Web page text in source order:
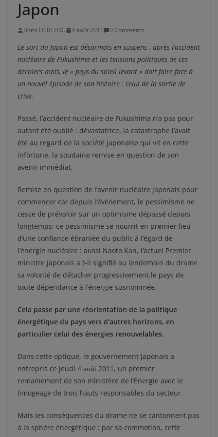
Japon
Boris HERTZOG 4 août 2011 0 Comments
Le sort du Japon est désormais en suspens : après l’accident
nucléaire de Fukushima et les tensions politiques de ces
derniers mois, le « pays du soleil levant » doit faire face à
un nouvel épisode de son histoire : celui de la sortie de
crise.
Passé, l’accident nucléaire de Fukushima n’a pas pour
autant été oublié : dévastatrice, la catastrophe l’avait
été au regard de la société japonaise qui vit en cette
infortune, la soudaine remise en question de son
avenir immédiat.
Remise en question de l’avenir nucléaire japonais pour
commencer car depuis l’événement, le pessimisme ne
cesse de prévaloir sur un optimisme dépassé depuis
longtemps; ce pessimisme se nourrit en premier lieu
d’une confiance ébranlée du public à l’égard de
l’énergie nucléaire : aussi Naoto Kan, l’actuel Premier
ministre japonais a t-il signifié au lendemain du drame
sa volonté de détacher progressivement le pays de
toute dépendance à l’énergie susnommée.
Cela passe par une réorientation de la politique
énergétique du pays vers d’autres horizons, en
particulier celui des énergies renouvelables.
Dans cette optique, le gouvernement japonais a
entrepris ce jeudi 4 août2011, un premier
remaniement de son ministère de l’Energie avec le
limogeage de trois hauts responsables du secteur.
Mais les conséquences du drame ne se cantonnent pas
à la sphère énergétique : par sa commotion, cette